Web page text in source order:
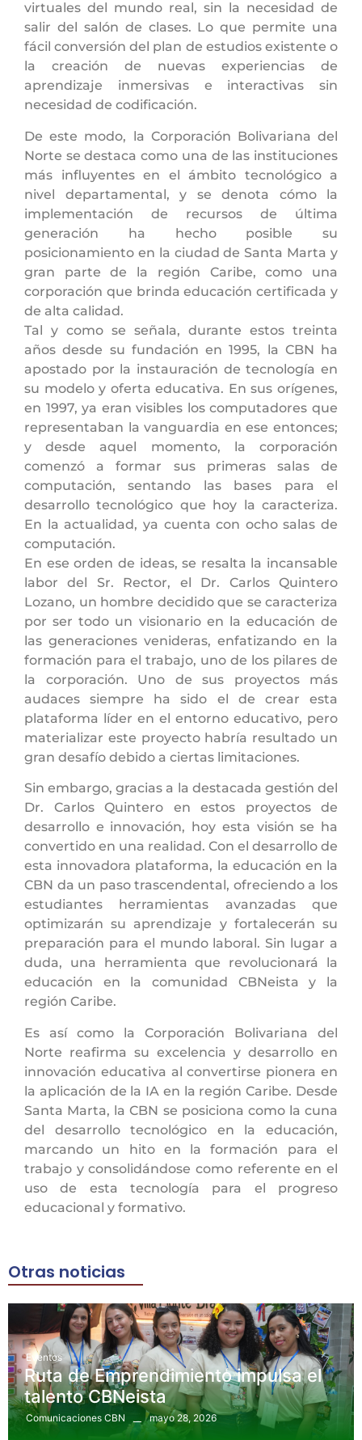
virtuales del mundo real, sin la necesidad de
salir del salón de clases. Lo que permite una
fácil conversión del plan de estudios existente o
la creación de nuevas experiencias de
aprendizaje inmersivas e interactivas sin
necesidad de codificación.
De este modo, la Corporación Bolivariana del
Norte se destaca como una de las instituciones
más influyentes en el ámbito tecnológico a
nivel departamental, y se denota cómo la
implementación de recursos de última
generación ha hecho posible su
posicionamiento en la ciudad de Santa Marta y
gran parte de la región Caribe, como una
corporación que brinda educación certificada y
de alta calidad.
Tal y como se señala, durante estos treinta
años desde su fundación en 1995, la CBN ha
apostado por la instauración de tecnología en
su modelo y oferta educativa. En sus orígenes,
en 1997, ya eran visibles los computadores que
representaban la vanguardia en ese entonces;
y desde aquel momento, la corporación
comenzó a formar sus primeras salas de
computación, sentando las bases para el
desarrollo tecnológico que hoy la caracteriza.
En la actualidad, ya cuenta con ocho salas de
computación.
En ese orden de ideas, se resalta la incansable
labor del Sr. Rector, el Dr. Carlos Quintero
Lozano, un hombre decidido que se caracteriza
por ser todo un visionario en la educación de
las generaciones venideras, enfatizando en la
formación para el trabajo, uno de los pilares de
la corporación. Uno de sus proyectos más
audaces siempre ha sido el de crear esta
plataforma líder en el entorno educativo, pero
materializar este proyecto habría resultado un
gran desafío debido a ciertas limitaciones.
Sin embargo, gracias a la destacada gestión del
Dr. Carlos Quintero en estos proyectos de
desarrollo e innovación, hoy esta visión se ha
convertido en una realidad. Con el desarrollo de
esta innovadora plataforma, la educación en la
CBN da un paso trascendental, ofreciendo a los
estudiantes herramientas avanzadas que
optimizarán su aprendizaje y fortalecerán su
preparación para el mundo laboral. Sin lugar a
duda, una herramienta que revolucionará la
educación en la comunidad CBNeista y la
región Caribe.
Es así como la Corporación Bolivariana del
Norte reafirma su excelencia y desarrollo en
innovación educativa al convertirse pionera en
la aplicación de la IA en la región Caribe. Desde
Santa Marta, la CBN se posiciona como la cuna
del desarrollo tecnológico en la educación,
marcando un hito en la formación para el
trabajo y consolidándose como referente en el
uso de esta tecnología para el progreso
educacional y formativo.
Otras noticias
Eventos
Ruta de Emprendimiento impulsa el
talento CBNeista
Comunicaciones CBN mayo 28, 2026
Uncategorized Bienestar Eventos